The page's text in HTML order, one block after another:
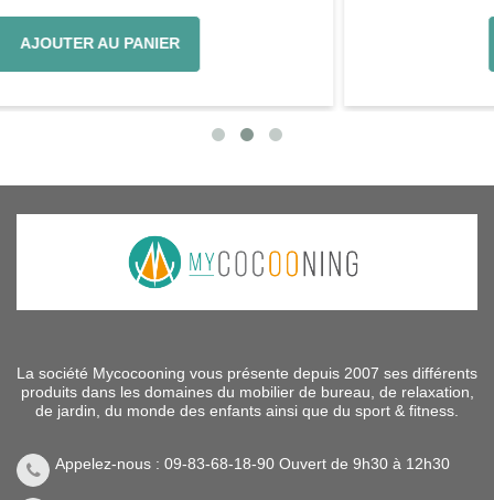
La société Mycocooning vous présente depuis 2007 ses différents
produits dans les domaines du mobilier de bureau, de relaxation,
de jardin, du monde des enfants ainsi que du sport & fitness.
Appelez-nous : 09-83-68-18-90 Ouvert de 9h30 à 12h30